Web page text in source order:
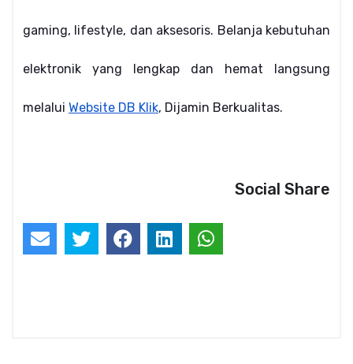
gaming, lifestyle, dan aksesoris. Belanja kebutuhan
elektronik yang lengkap dan hemat langsung
melalui Website DB Klik, Dijamin Berkualitas.
Social Share